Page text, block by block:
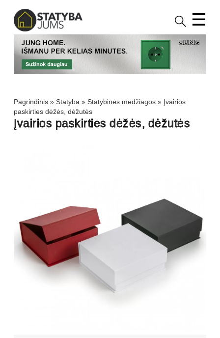
☰
Pagrindinis » Statyba » Statybinės medžiagos » Įvairios
paskirties dėžės, dėžutės
Įvairios paskirties dėžės, dėžutės